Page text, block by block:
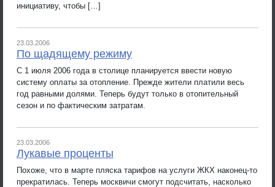
инициативу, чтобы […]
23.03.2006
По щадящему режиму
С 1 июля 2006 года в столице планируется ввести новую
систему оплаты за отопление. Прежде жители платили весь
год равными долями. Теперь будут только в отопительный
сезон и по фактическим затратам.
23.03.2006
Лукавые проценты
Похоже, что в марте пляска тарифов на услуги ЖКХ наконец-то
прекратилась. Теперь москвичи смогут подсчитать, насколько